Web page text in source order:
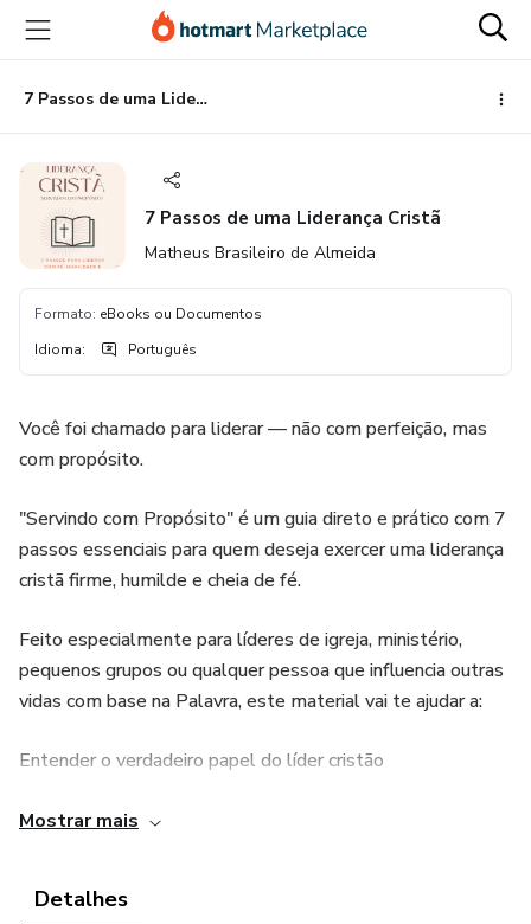
para
conteúdo
principal
para
pagamento
para
rodapé
7 Passos de uma Liderança Cristã
7 Passos de uma Liderança Cristã
Matheus Brasileiro de Almeida
Formato: eBooks ou Documentos
Idioma: Português
Você foi chamado para liderar — não com perfeição, mas
com propósito.
"Servindo com Propósito" é um guia direto e prático com 7
passos essenciais para quem deseja exercer uma liderança
cristã firme, humilde e cheia de fé.
Feito especialmente para líderes de igreja, ministério,
pequenos grupos ou qualquer pessoa que influencia outras
vidas com base na Palavra, este material vai te ajudar a:
Entender o verdadeiro papel do líder cristão
Liderar com o coração de servo, como Jesus ensinou
Mostrar mais
Detalhes